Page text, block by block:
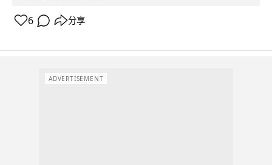
6 分享
ADVERTISEMENT